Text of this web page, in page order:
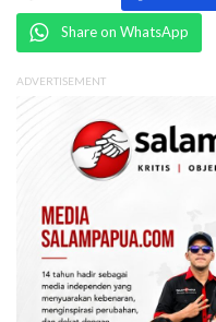
Share on WhatsApp
ADVERTISEMENT